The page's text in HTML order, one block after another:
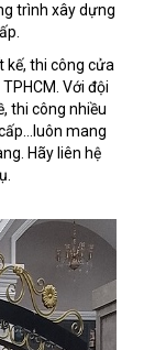
trình xây dựng
kế, thi công cửa
Với đội
thi công nhiều
mang
Hãy liên hệ